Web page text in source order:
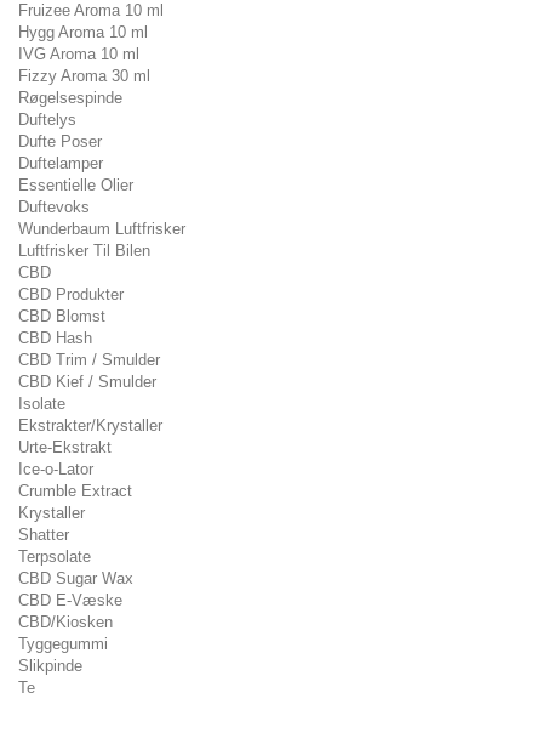
Fruizee Aroma 10 ml
Hygg Aroma 10 ml
IVG Aroma 10 ml
Fizzy Aroma 30 ml
Røgelsespinde
Duftelys
Dufte Poser
Duftelamper
Essentielle Olier
Duftevoks
Wunderbaum Luftfrisker
Luftfrisker Til Bilen
CBD
CBD Produkter
CBD Blomst
CBD Hash
CBD Trim / Smulder
CBD Kief / Smulder
Isolate
Ekstrakter/Krystaller
Urte-Ekstrakt
Ice-o-Lator
Crumble Extract
Krystaller
Shatter
Terpsolate
CBD Sugar Wax
CBD E-Væske
CBD/Kiosken
Tyggegummi
Slikpinde
Te